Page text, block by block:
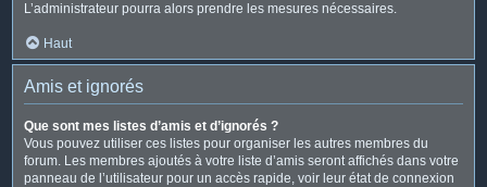
L’administrateur pourra alors prendre les mesures nécessaires.
Haut
Amis et ignorés
Que sont mes listes d’amis et d’ignorés ?
Vous pouvez utiliser ces listes pour organiser les autres membres du
forum. Les membres ajoutés à votre liste d’amis seront affichés dans votre
panneau de l’utilisateur pour un accès rapide, voir leur état de connexion